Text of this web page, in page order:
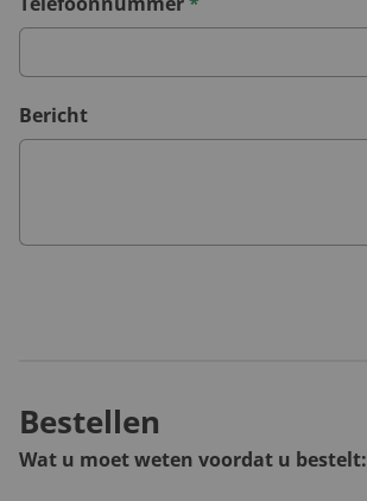
Bericht
Bestellen
Wat u moet weten voordat u bestelt: